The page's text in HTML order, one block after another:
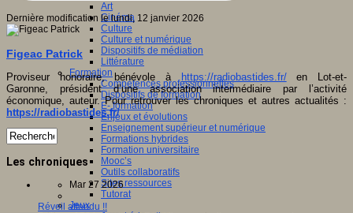
Art
Cinéma
Culture
Culture et numérique
Dispositifs de médiation
Littérature
Formation
Compétences professionnelles
Dispositifs de formation
E- formation
Enjeux et évolutions
Enseignement supérieur et numérique
Formations hybrides
Formation universitaire
Mooc’s
Outils collaboratifs
Sites ressources
Tutorat
Jeux
Dernière modification le lundi, 12 janvier 2026
Figeac Patrick
Proviseur honoraire, bénévole à https://radiobastides.fr/en Lot-et-
Garonne, président d’une association intermédiaire par l’activité
économique, auteur. Pour retrouver les chroniques et autres actualités :
https://radiobastides.fr/
Les chroniques
Mar 27 2026
Réveil attendu !!